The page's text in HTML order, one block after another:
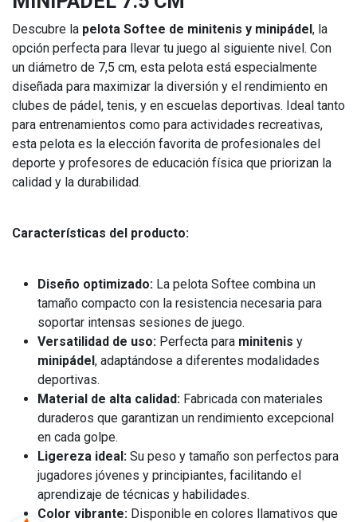
Descubre la pelota Softee de minitenis y minipádel, la
opción perfecta para llevar tu juego al siguiente nivel. Con
un diámetro de 7,5 cm, esta pelota está especialmente
diseñada para maximizar la diversión y el rendimiento en
clubes de pádel, tenis, y en escuelas deportivas. Ideal tanto
para entrenamientos como para actividades recreativas,
esta pelota es la elección favorita de profesionales del
deporte y profesores de educación física que priorizan la
calidad y la durabilidad.
Características del producto:
Diseño optimizado: La pelota Softee combina un
tamaño compacto con la resistencia necesaria para
soportar intensas sesiones de juego.
Versatilidad de uso: Perfecta para minitenis y
minipádel, adaptándose a diferentes modalidades
deportivas.
Material de alta calidad: Fabricada con materiales
duraderos que garantizan un rendimiento excepcional
en cada golpe.
Ligereza ideal: Su peso y tamaño son perfectos para
jugadores jóvenes y principiantes, facilitando el
aprendizaje de técnicas y habilidades.
Color vibrante: Disponible en colores llamativos que